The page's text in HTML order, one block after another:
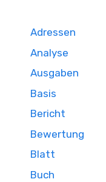
Adressen
Analyse
Ausgaben
Basis
Bericht
Bewertung
Blatt
Buch